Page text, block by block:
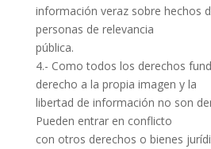
información veraz sobre hechos
personas de relevancia
pública.
4.- Como todos los derechos
derecho a la propia imagen y la
libertad de información no son
Pueden entrar en conflicto
con otros derechos o bienes